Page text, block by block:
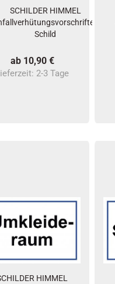
SCHILDER HIMMEL
Schild
ab 10,90 €
2-3 Tage
HIMMEL